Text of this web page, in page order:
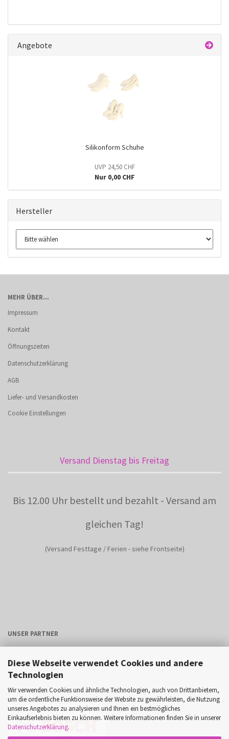
Diese Webseite verwendet Cookies und andere
Technologien
Wir verwenden Cookies und ähnliche Technologien, auch von Drittanbietern,
um die ordentliche Funktionsweise der Website zu gewährleisten, die Nutzung
unseres Angebotes zu analysieren und Ihnen ein bestmögliches
Einkaufserlebnis bieten zu können. Weitere Informationen finden Sie in unserer
Datenschutzerklärung.
Angebote
Silikonform Schuhe
UVP 24,50 CHF
Nur 0,00 CHF
Hersteller
MEHR ÜBER...
Impressum
Kontakt
Öffnungszeiten
Datenschutzerklärung
AGB
Liefer- und Versandkosten
Cookie Einstellungen
Versand Dienstag bis Freitag
Bis 12.00 Uhr bestellt und bezahlt - Versand am
gleichen Tag!
(Versand Festtage / Ferien - siehe Frontseite)
UNSER PARTNER
Unser Partner